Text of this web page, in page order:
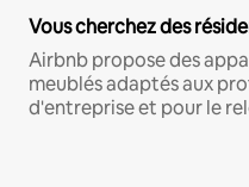
Vous cherchez des
Airbnb propose des
meublés adaptés aux
d'entreprise et pour le